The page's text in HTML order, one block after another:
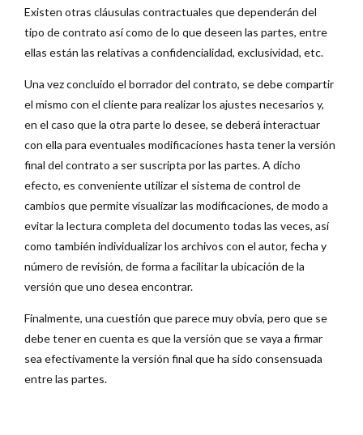
Existen otras cláusulas contractuales que dependerán del
tipo de contrato así como de lo que deseen las partes, entre
ellas están las relativas a confidencialidad, exclusividad, etc.
Una vez concluido el borrador del contrato, se debe compartir
el mismo con el cliente para realizar los ajustes necesarios y,
en el caso que la otra parte lo desee, se deberá interactuar
con ella para eventuales modificaciones hasta tener la versión
final del contrato a ser suscripta por las partes. A dicho
efecto, es conveniente utilizar el sistema de control de
cambios que permite visualizar las modificaciones, de modo a
evitar la lectura completa del documento todas las veces, así
como también individualizar los archivos con el autor, fecha y
número de revisión, de forma a facilitar la ubicación de la
versión que uno desea encontrar.
Finalmente, una cuestión que parece muy obvia, pero que se
debe tener en cuenta es que la versión que se vaya a firmar
sea efectivamente la versión final que ha sido consensuada
entre las partes.